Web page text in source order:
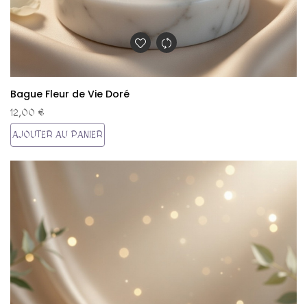
Bague Fleur de Vie Doré
12,00 €
AJOUTER AU PANIER